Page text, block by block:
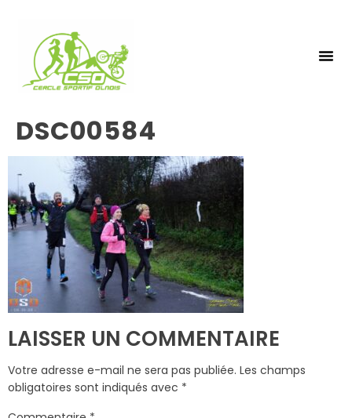
DSC00584
LAISSER UN COMMENTAIRE
Votre adresse e-mail ne sera pas publiée. Les champs
obligatoires sont indiqués avec *